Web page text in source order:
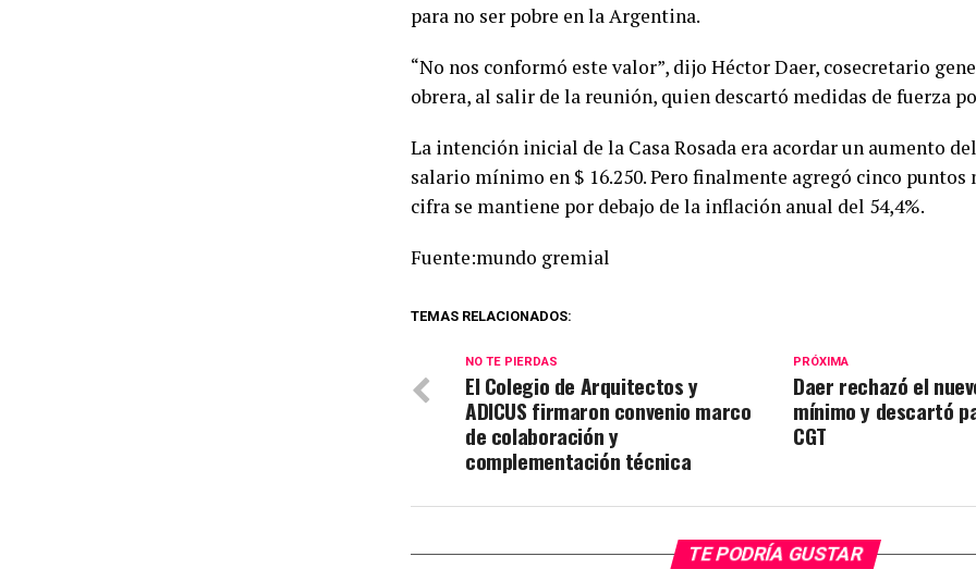
para no ser pobre en la Argentina.
“No nos conformó este valor”, dijo Héctor Daer, cosecretario
obrera, al salir de la reunión, quien descartó medidas de fuerza
La intención inicial de la Casa Rosada era acordar un aumento
salario mínimo en $ 16.250. Pero finalmente agregó cinco puntos
cifra se mantiene por debajo de la inflación anual del 54,4%.
Fuente:mundo gremial
TEMAS RELACIONADOS:
PRÓXIMA
Daer rechazó el
mínimo y descartó
CGT
NO TE PIERDAS
El Colegio de Arquitectos y
ADICUS firmaron convenio marco
de colaboración y
complementación técnica
TE PODRÍA GUSTAR